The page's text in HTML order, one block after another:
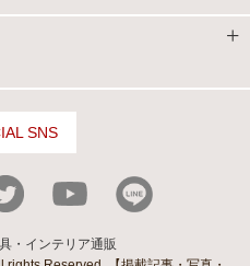
SNS
・インテリア通販